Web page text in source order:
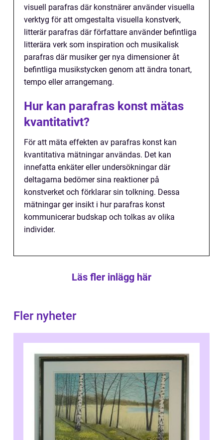
visuell parafras där konstnärer använder visuella
verktyg för att omgestalta visuella konstverk,
litterär parafras där författare använder befintliga
litterära verk som inspiration och musikalisk
parafras där musiker ger nya dimensioner åt
befintliga musikstycken genom att ändra tonart,
tempo eller arrangemang.
Hur kan parafras konst mätas
kvantitativt?
För att mäta effekten av parafras konst kan
kvantitativa mätningar användas. Det kan
innefatta enkäter eller undersökningar där
deltagarna bedömer sina reaktioner på
konstverket och förklarar sin tolkning. Dessa
mätningar ger insikt i hur parafras konst
kommunicerar budskap och tolkas av olika
individer.
Läs fler inlägg här
Fler nyheter